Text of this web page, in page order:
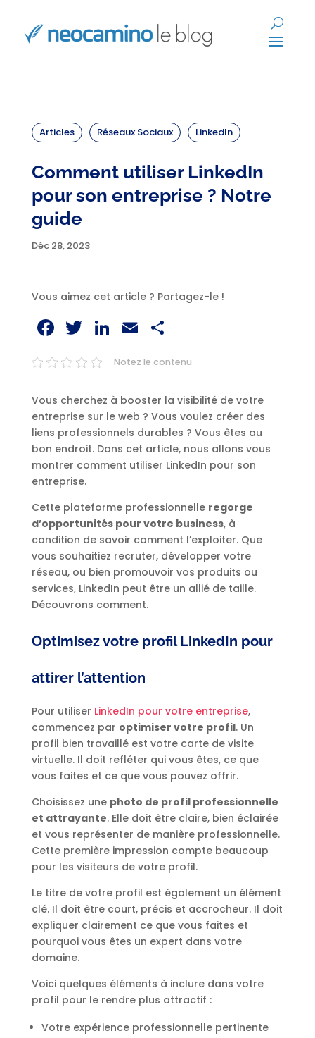
Articles Réseaux Sociaux LinkedIn
Comment utiliser LinkedIn
pour son entreprise ? Notre
guide
Déc 28, 2023
Vous aimez cet article ? Partagez-le !
Facebook
Twitter
LinkedIn
Email
Notez le contenu
Vous cherchez à booster la visibilité de votre
entreprise sur le web ? Vous voulez créer des
liens professionnels durables ? Vous êtes au
bon endroit. Dans cet article, nous allons vous
montrer comment utiliser LinkedIn pour son
entreprise.
Cette plateforme professionnelle regorge
d’opportunités pour votre business, à
condition de savoir comment l’exploiter. Que
vous souhaitiez recruter, développer votre
réseau, ou bien promouvoir vos produits ou
services, LinkedIn peut être un allié de taille.
Découvrons comment.
Optimisez votre profil LinkedIn pour
attirer l’attention
Pour utiliser LinkedIn pour votre entreprise,
commencez par optimiser votre profil. Un
profil bien travaillé est votre carte de visite
virtuelle. Il doit refléter qui vous êtes, ce que
vous faites et ce que vous pouvez offrir.
Choisissez une photo de profil professionnelle
et attrayante. Elle doit être claire, bien éclairée
et vous représenter de manière professionnelle.
Cette première impression compte beaucoup
pour les visiteurs de votre profil.
Le titre de votre profil est également un élément
clé. Il doit être court, précis et accrocheur. Il doit
expliquer clairement ce que vous faites et
pourquoi vous êtes un expert dans votre
domaine.
Voici quelques éléments à inclure dans votre
profil pour le rendre plus attractif :
Votre expérience professionnelle pertinente